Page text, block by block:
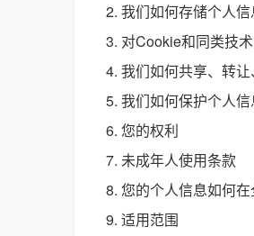
我们如何存储个人信
对Cookie和同类技
我们如何共享、转
我们如何保护个人
您的权利
未成年人使用条款
您的个人信息如何
适用范围